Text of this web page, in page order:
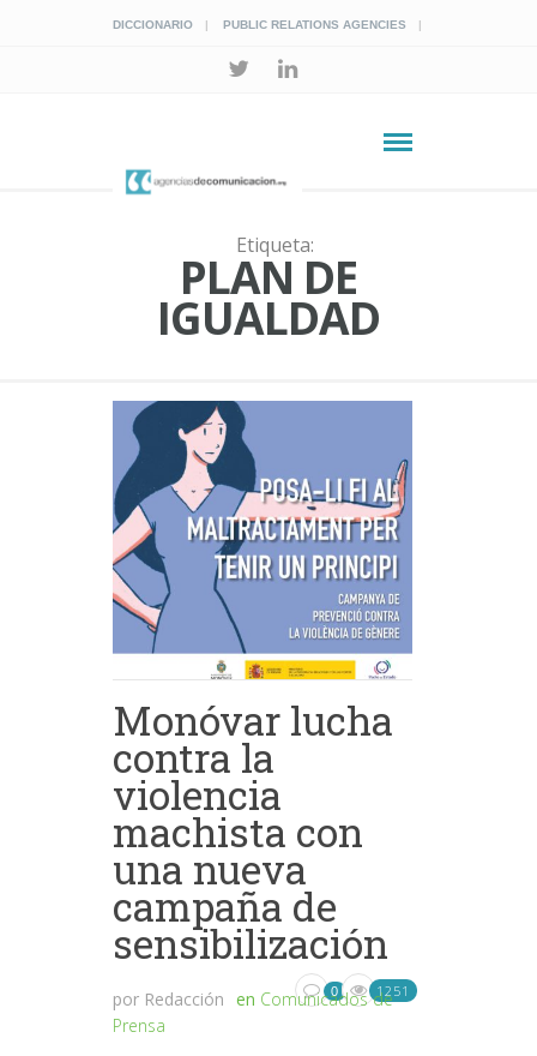
DICCIONARIO PUBLIC RELATIONS AGENCIES
Etiqueta:
PLAN DE
IGUALDAD
Monóvar lucha
contra la
violencia
machista con
una nueva
campaña de
sensibilización
por Redacción en Comunicados de
Prensa
0 1251